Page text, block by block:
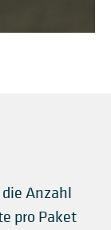
Anzahl
pro Paket